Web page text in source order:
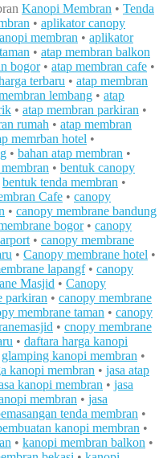
Kanopi Membran • Tenda
• aplikator canopy
membran • aplikator
• atap membran balkon
bogor• atap membran cafe •
terbaru • atap membran
lembang • atap
• atap membran parkiran •
rumah • atap membran
memrban hotel •
• bahan atap membran •
• bentuk canopy
bentuk tenda membran •
Cafe • canopy
• canopy membrane bandung
bogor• canopy
• canopy membrane
• Canopy membrane hotel •
lapangf• canopy
Masjid • Canopy
parkiran • canopy membrane
membrane taman • canopy
• cnopy membrane
• daftara harga kanopi
glamping kanopi membran •
kanopi membran • jasa atap
kanopi membran • jasa
membran • jasa
tenda membran •
kanopi membran •
• kanopi membran balkon •